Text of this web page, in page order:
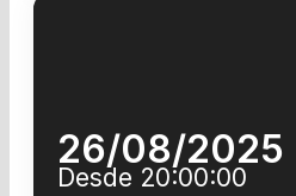
26/08/2025
Desde 20:00:00